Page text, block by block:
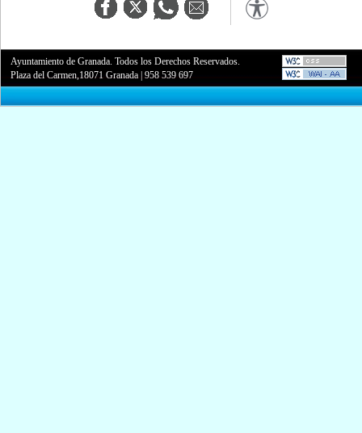
Ayuntamiento de Granada. Todos los Derechos Reservados.
Plaza del Carmen,18071 Granada |958 539 697